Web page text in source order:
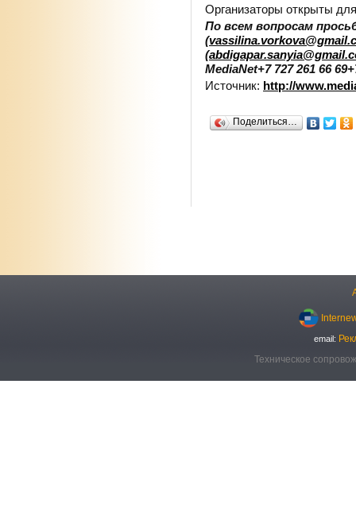
Организаторы открыты
По всем вопросам
(
(
MediaNet+7 727 261 66 69
Источник: http://
Поделиться…
email:
Техническое